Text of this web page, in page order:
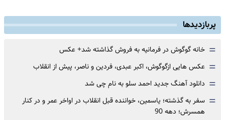
پربازدیدها
= خانه گوگوش در فرمانیه به فروش گذاشته شد+ عکس
= عکس هایی ازگوگوش، اکبر عبدی، فردین و ناصر، پیش از انقلاب
= دانلود آهنگ جدید احمد سلو به نام چی شد
= سفر به گذشته؛ یاسمین، خواننده قبل انقلاب در اواخر عمر و در کنار
همسرش؛ دهه 90